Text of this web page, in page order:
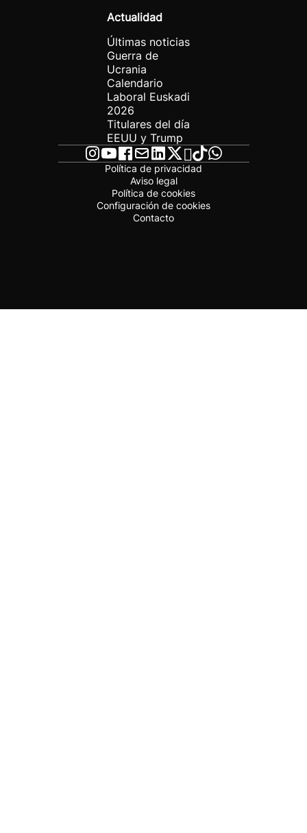
Actualidad
Últimas noticias
Guerra de
Ucrania
Calendario
Laboral Euskadi
2026
Titulares del día
EEUU y Trump
Política de privacidad
Aviso legal
Política de cookies
Configuración de cookies
Contacto